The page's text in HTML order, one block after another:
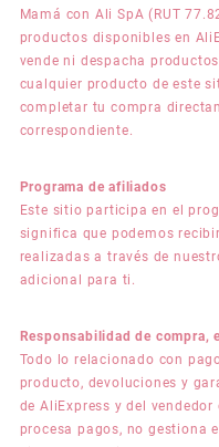
Mamá con Ali SpA (RUT
productos disponibles en
vende ni despacha
cualquier producto de este
completar tu compra
correspondiente.
Programa de afiliados
Este sitio participa en el
significa que podemos
realizadas a través de
adicional para ti.
Responsabilidad de compra,
Todo lo relacionado con
producto, devoluciones y
de AliExpress y del
procesa pagos, no gestiona